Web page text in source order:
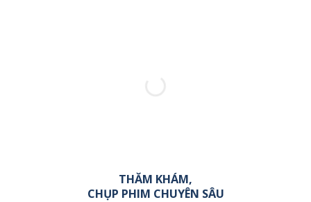
THĂM KHÁM,
CHỤP PHIM CHUYÊN SÂU